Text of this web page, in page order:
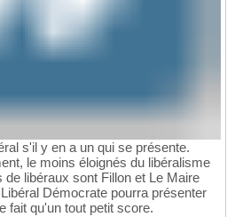
s'il y en a un qui se présente.
le moins éloignés du libéralisme
libéraux sont Fillon et Le Maire
Démocrate pourra présenter
fait qu'un tout petit score.